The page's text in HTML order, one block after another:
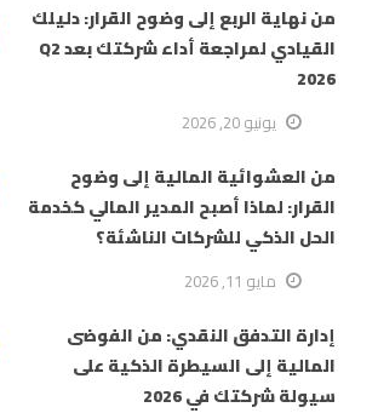
من نهاية الربع إلى وضوح القرار: دليلك
القيادي لمراجعة أداء شركتك بعد Q2
2026
يونيو 20, 2026
من العشوائية المالية إلى وضوح
القرار: لماذا أصبح المدير المالي كخدمة
الحل الذكي للشركات الناشئة؟
مايو 11, 2026
إدارة التدفق النقدي: من الفوضى
المالية إلى السيطرة الذكية على
سيولة شركتك في 2026